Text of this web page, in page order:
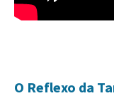
O Reflexo da